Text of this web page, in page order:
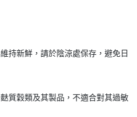
持新鮮，請於陰涼處保存，避免日
質穀類及其製品，不適合對其過敏